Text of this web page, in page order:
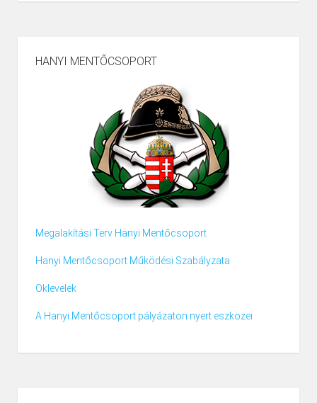
HANYI MENTŐCSOPORT
Megalakítási Terv Hanyi Mentőcsoport
Hanyi Mentőcsoport Működési Szabályzata
Oklevelek
A Hanyi Mentőcsoport pályázaton nyert eszközei